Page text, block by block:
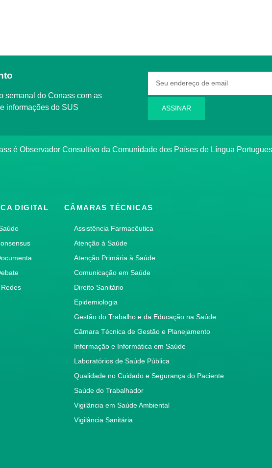
informações do SUS
ASSINAR
é Observador Consultivo da Comunidade dos Países de Língua
DIGITAL CÂMARAS TÉCNICAS
Assistência Farmacêutica
Atenção à Saúde
Atenção Primária à Saúde
Comunicação em Saúde
Direito Sanitário
Epidemiologia
Gestão do Trabalho e da Educação na Saúde
Câmara Técnica de Gestão e Planejamento
Informação e Informática em Saúde
Laboratórios de Saúde Pública
Qualidade no Cuidado e Segurança do Paciente
Saúde do Trabalhador
Vigilância em Saúde Ambiental
Vigilância Sanitária